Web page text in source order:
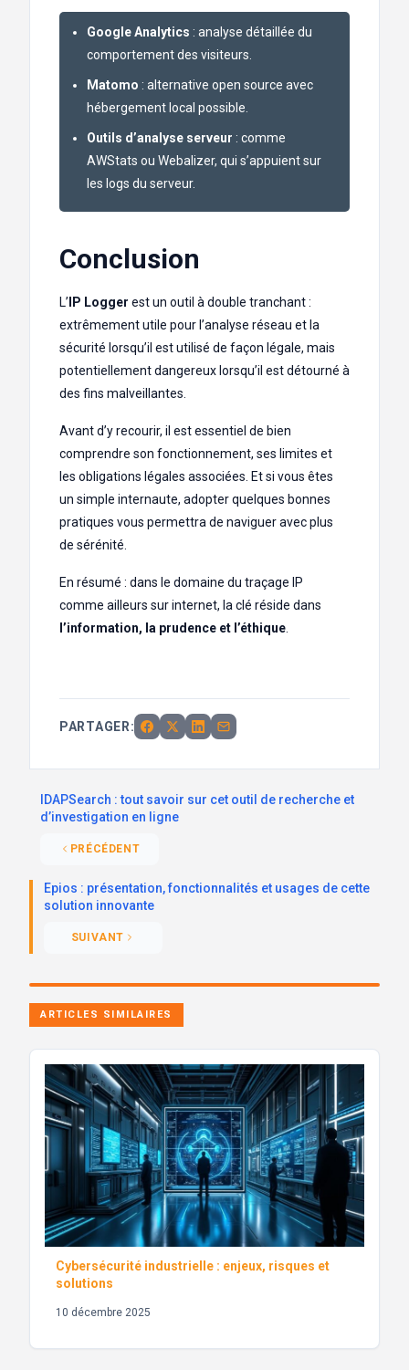
Google Analytics : analyse détaillée du
comportement des visiteurs.
Matomo : alternative open source avec
hébergement local possible.
Outils d’analyse serveur : comme
AWStats ou Webalizer, qui s’appuient sur
les logs du serveur.
Conclusion
L’ IP Logger est un outil à double tranchant :
extrêmement utile pour l’analyse réseau et la
sécurité lorsqu’il est utilisé de façon légale, mais
potentiellement dangereux lorsqu’il est détourné à
des fins malveillantes.
Avant d’y recourir, il est essentiel de bien
comprendre son fonctionnement, ses limites et
les obligations légales associées. Et si vous êtes
un simple internaute, adopter quelques bonnes
pratiques vous permettra de naviguer avec plus
de sérénité.
En résumé : dans le domaine du traçage IP
comme ailleurs sur internet, la clé réside dans
l’information, la prudence et l’éthique
PARTAGER:
IDAPSearch : tout savoir sur cet outil de recherche et
d’investigation en ligne
PRÉCÉDENT
Epios : présentation, fonctionnalités et usages de cette
solution innovante
SUIVANT
ARTICLES SIMILAIRES
Cybersécurité industrielle : enjeux, risques et
solutions
10 décembre 2025